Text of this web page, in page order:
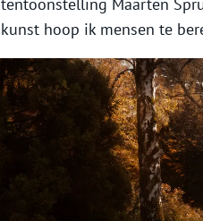
tentoonstelling Maarten
kunst hoop ik mensen te